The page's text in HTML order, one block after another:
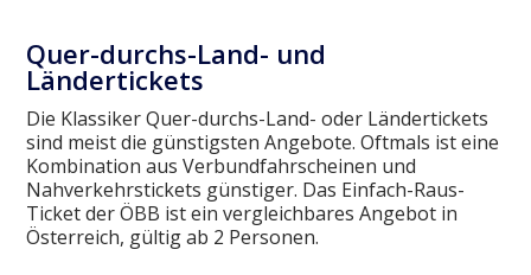
Quer-durchs-Land- und
Ländertickets
Die Klassiker Quer-durchs-Land- oder Ländertickets
sind meist die günstigsten Angebote. Oftmals ist eine
Kombination aus Verbundfahrscheinen und
Nahverkehrstickets günstiger. Das Einfach-Raus-
Ticket der ÖBB ist ein vergleichbares Angebot in
Österreich, gültig ab 2 Personen.